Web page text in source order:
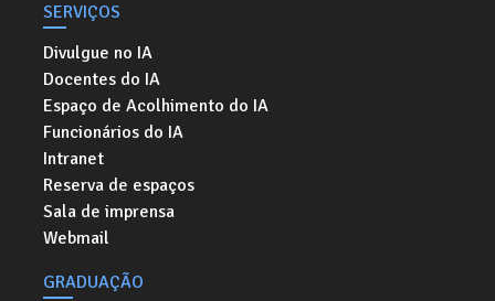
SERVIÇOS
Divulgue no IA
Docentes do IA
Espaço de Acolhimento do IA
Funcionários do IA
Intranet
Reserva de espaços
Sala de imprensa
Webmail
GRADUAÇÃO